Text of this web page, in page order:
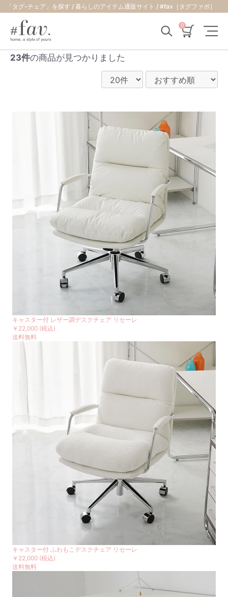
0
「タグ-チェア」を探す / 暮らしのアイテム通販サイト / #fav［タグファボ］
23件の商品が見つかりました
キャスター付 レザー調デスクチェア リセーレ
￥22,000 (税込)
送料無料
キャスター付 ふわもこデスクチェア リセーレ
￥22,000 (税込)
送料無料